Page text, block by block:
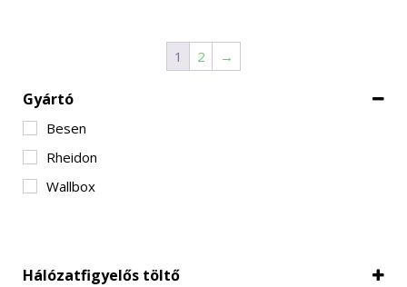
1 2 →
Gyártó
Besen
Rheidon
Wallbox
Hálózatfigyelős töltő